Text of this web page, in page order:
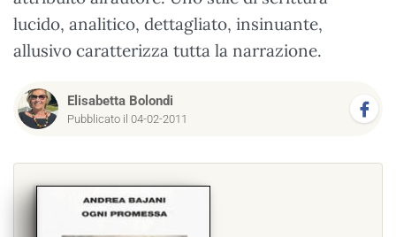
lucido, analitico, dettagliato, insinuante,
allusivo caratterizza tutta la narrazione.
Elisabetta Bolondi
Pubblicato il 04-02-2011